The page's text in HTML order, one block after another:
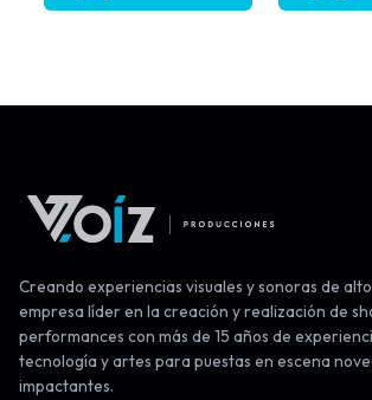
Creando experiencias visuales y sonoras de
empresa líder en la creación y realización de
performances con más de 15 años de
tecnología y artes para puestas en escena
impactantes.